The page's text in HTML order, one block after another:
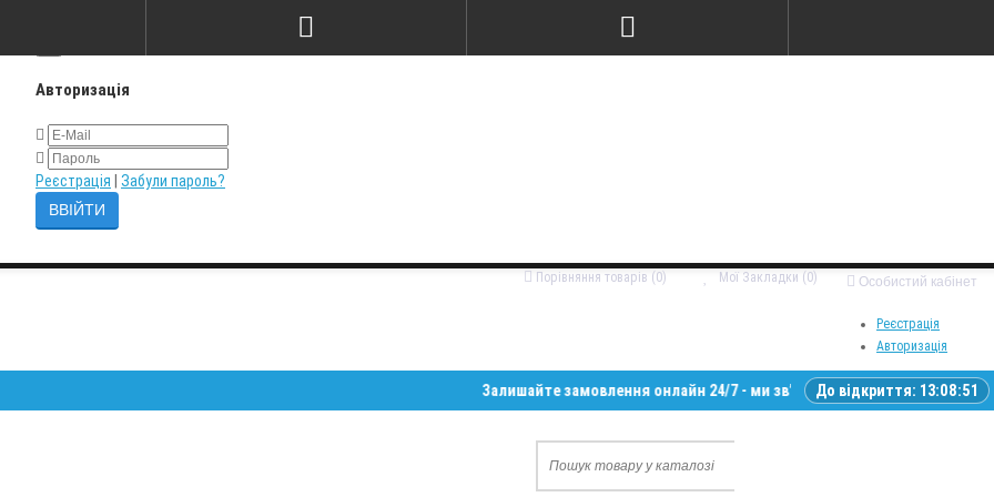
Авторизація
Реєстрація Забули пароль?
Особистий кабінет
Реєстрація
Авторизація
Мої Закладки (0)
Порівняння товарів (0)
Залишайте замовлення онлайн 24/7 - ми зв’яжемося з вами у робочий час •
До відкриття: 13:08:50